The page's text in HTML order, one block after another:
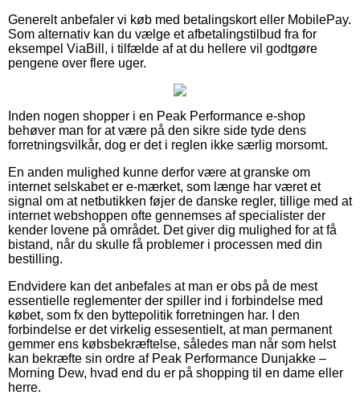
Generelt anbefaler vi køb med betalingskort eller MobilePay.
Som alternativ kan du vælge et afbetalingstilbud fra for
eksempel ViaBill, i tilfælde af at du hellere vil godtgøre
pengene over flere uger.
Inden nogen shopper i en Peak Performance e-shop
behøver man for at være på den sikre side tyde dens
forretningsvilkår, dog er det i reglen ikke særlig morsomt.
En anden mulighed kunne derfor være at granske om
internet selskabet er e-mærket, som længe har været et
signal om at netbutikken føjer de danske regler, tillige med at
internet webshoppen ofte gennemses af specialister der
kender lovene på området. Det giver dig mulighed for at få
bistand, når du skulle få problemer i processen med din
bestilling.
Endvidere kan det anbefales at man er obs på de mest
essentielle reglementer der spiller ind i forbindelse med
købet, som fx den byttepolitik forretningen har. I den
forbindelse er det virkelig essesentielt, at man permanent
gemmer ens købsbekræftelse, således man når som helst
kan bekræfte sin ordre af Peak Performance Dunjakke –
Morning Dew, hvad end du er på shopping til en dame eller
herre.